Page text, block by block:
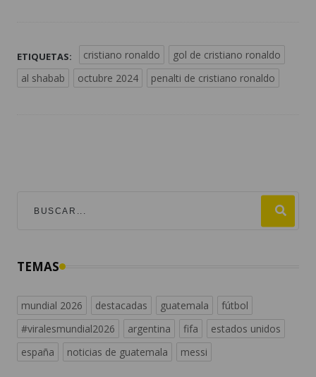
ETIQUETAS: cristiano ronaldo
gol de cristiano ronaldo
al shabab
octubre 2024 penalti de cristiano ronaldo
TEMAS
mundial 2026 destacadas guatemala
fútbol
#viralesmundial2026
argentina fifa
estados unidos
españa
noticias de guatemala messi